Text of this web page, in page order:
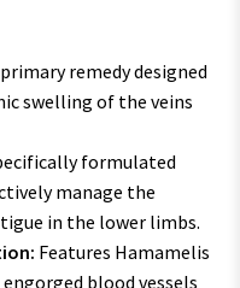
remedy designed
swelling of the veins
formulated
manage the
in the lower limbs.
Features Hamamelis
blood vessels